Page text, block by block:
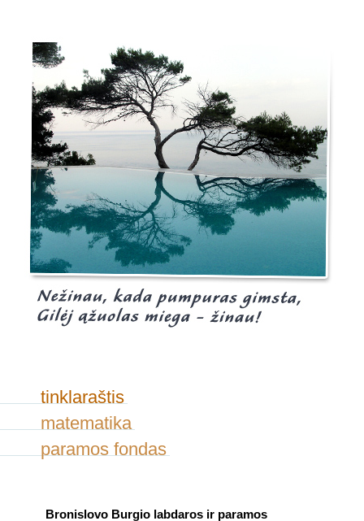
tinklaraštis
matematika
paramos fondas
Bronislovo Burgio labdaros ir paramos